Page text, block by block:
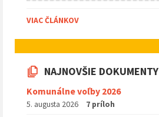
VIAC ČLÁNKOV
NAJNOVŠIE DOKUMENTY
Komunálne voľby 2026
5. augusta 2026 7 príloh